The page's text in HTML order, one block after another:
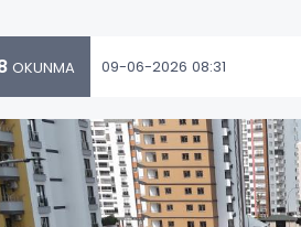
OKUNMA 09-06-2026 08:31